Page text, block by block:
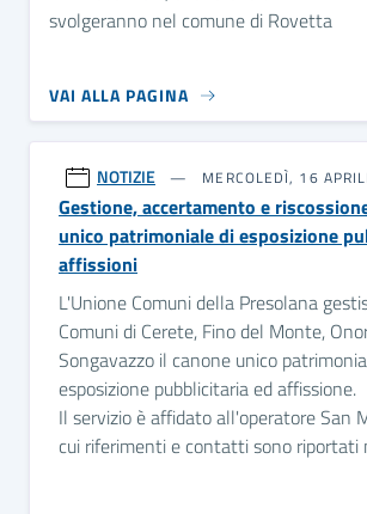
svolgeranno nel comune di Rovetta
VAI ALLA PAGINA
NOTIZIE MERCOLEDÌ, 16
Gestione, accertamento e
unico patrimoniale di esposizione
affissioni
L'Unione Comuni della Presolana
Comuni di Cerete, Fino del Monte,
Songavazzo il canone unico
esposizione pubblicitaria ed affissione.
Il servizio è affidato all'operatore San
cui riferimenti e contatti sono riportati